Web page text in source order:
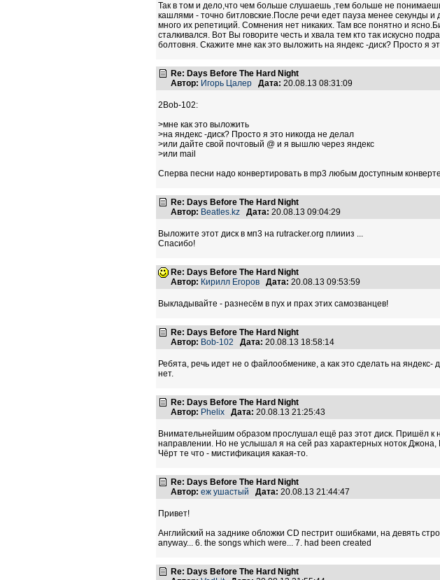
Так в том и дело,что чем больше слушаешь ,тем больше не
кашлями - точно битловские.После речи едет пауза менее секунды
много их репетиций. Сомнения нет никаких. Там все понятно и
сталкивался. Вот Вы говорите честь и хвала тем кто так искусно
болтовня. Скажите мне как это выложить на яндекс -диск? Просто я
Re: Days Before The Hard Night
Автор: Игорь Цалер Дата: 20.08.13 08:31:09
2Bob-102:
>мне как это выложить
>на яндекс -диск? Просто я это никогда не делал
>или дайте свой почтовый @ и я вышлю через яндекс
>или mail
Сперва песни надо конвертировать в mp3 любым доступным
Re: Days Before The Hard Night
Автор: Beatles.kz Дата: 20.08.13 09:04:29
Выложите этот диск в мп3 на rutracker.org плиииз ...
Спасибо!
Re: Days Before The Hard Night
Автор: Кирилл Егоров Дата: 20.08.13 09:53:59
Выкладывайте - разнесём в пух и прах этих самозванцев!
Re: Days Before The Hard Night
Автор: Bob-102 Дата: 20.08.13 18:58:14
Ребята, речь идет не о файлообменике, а как это сделать на
нет.
Re: Days Before The Hard Night
Автор: Phelix Дата: 20.08.13 21:25:43
Внимательнейшим образом прослушал ещё раз этот диск. Пришёл к
направлении. Но не услышал я на сей раз характерных ноток
Чёрт те что - мистификация какая-то.
Re: Days Before The Hard Night
Автор: еж ушастый Дата: 20.08.13 21:44:47
Привет!
Английский на заднике обложки CD пестрит ошибками, на девять
anyway... 6. the songs which were... 7. had been created
Re: Days Before The Hard Night